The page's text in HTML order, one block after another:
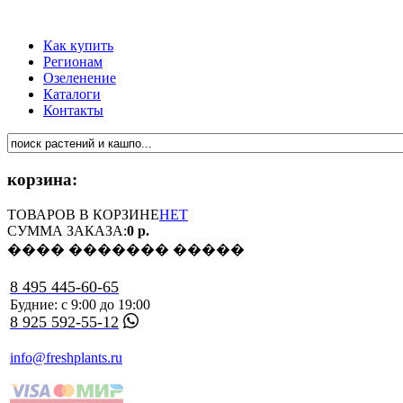
Как купить
Регионам
Озеленение
Каталоги
Контакты
корзина:
ТОВАРОВ В КОРЗИНЕНЕТ
СУММА ЗАКАЗА:0 р.
���� ������� �����
8 495 445-60-65
Будние: с 9:00 до 19:00
8 925 592-55-12
info@freshplants.ru